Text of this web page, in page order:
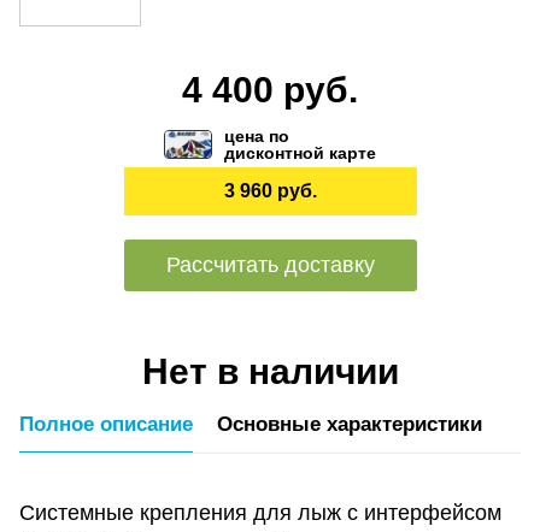
4 400 руб.
цена по
дисконтной карте
3 960 руб.
Рассчитать доставку
Нет в наличии
Полное описание Основные характеристики
Системные крепления для лыж с интерфейсом